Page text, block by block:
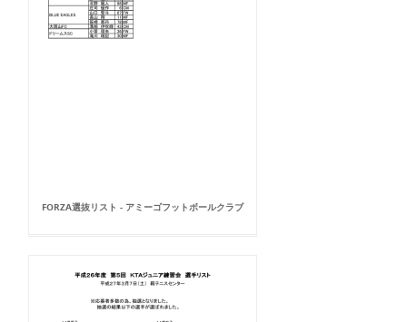
FORZA選抜リスト - アミーゴフットボールクラブ